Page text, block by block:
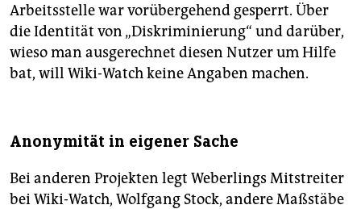
Arbeitsstelle war vorübergehend gesperrt. Über
die Identität von „Diskriminierung“ und darüber,
wieso man ausgerechnet diesen Nutzer um Hilfe
bat, will Wiki-Watch keine Angaben machen.
Anonymität in eigener Sache
Bei anderen Projekten legt Weberlings Mitstreiter
bei Wiki-Watch, Wolfgang Stock, andere Maßstäbe